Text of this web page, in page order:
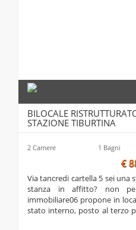
BILOCALE
STAZIONE TIBURTINA
2 Camere 1 Bagni
€
via tancredi cartella 5 sei una studentessa alla ricerca di una
stanza in affitto? non
immobiliare06 propone in
stato interno, posto al terzo